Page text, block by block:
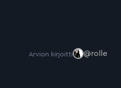
Arvion kirjoitti @rolle